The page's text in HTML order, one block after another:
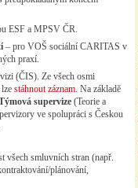
ESF a MPSV ČR.
– pro VOŠ sociální CARITAS v
praxí.
(ČIS). Ze všech osmi
stáhnout záznam. Na základě
supervize (Teorie a
ve spolupráci s Českou
všech smluvních stran (např.
plánování,